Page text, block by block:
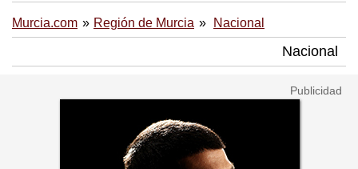
Murcia.com Región de Murcia Nacional
Nacional